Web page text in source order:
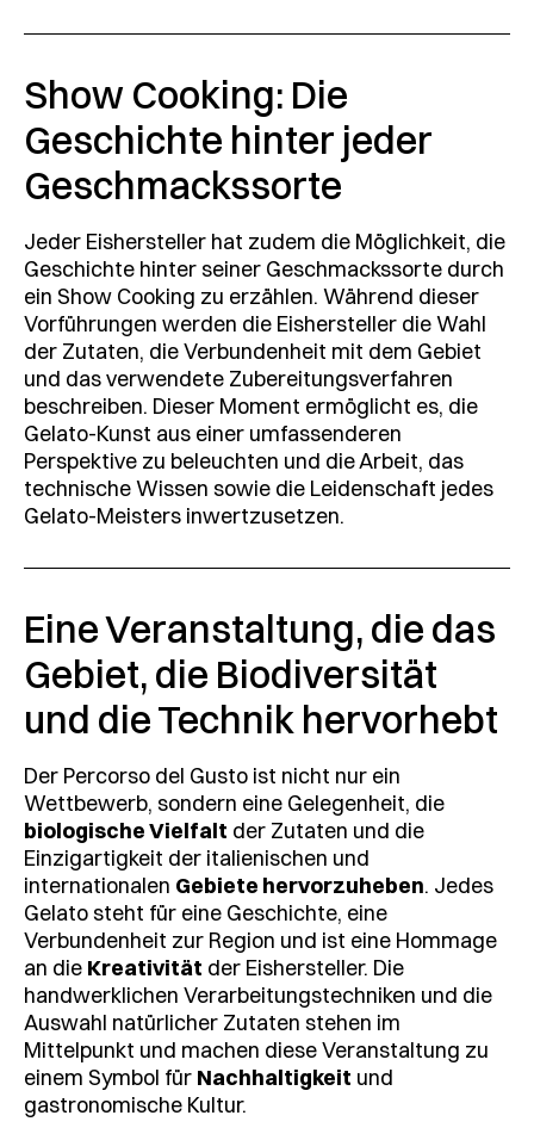
Show Cooking: Die
Geschichte hinter jeder
Geschmackssorte
Jeder Eishersteller hat zudem die Möglichkeit, die
Geschichte hinter seiner Geschmackssorte durch
ein Show Cooking zu erzählen. Während dieser
Vorführungen werden die Eishersteller die Wahl
der Zutaten, die Verbundenheit mit dem Gebiet
und das verwendete Zubereitungsverfahren
beschreiben. Dieser Moment ermöglicht es, die
Gelato-Kunst aus einer umfassenderen
Perspektive zu beleuchten und die Arbeit, das
technische Wissen sowie die Leidenschaft jedes
Gelato-Meisters inwertzusetzen.
Eine Veranstaltung, die das
Gebiet, die Biodiversität
und die Technik hervorhebt
Der Percorso del Gusto ist nicht nur ein
Wettbewerb, sondern eine Gelegenheit, die
biologische Vielfalt der Zutaten und die
Einzigartigkeit der italienischen und
internationalen Gebiete hervorzuheben. Jedes
Gelato steht für eine Geschichte, eine
Verbundenheit zur Region und ist eine Hommage
an die Kreativität der Eishersteller. Die
handwerklichen Verarbeitungstechniken und die
Auswahl natürlicher Zutaten stehen im
Mittelpunkt und machen diese Veranstaltung zu
einem Symbol für Nachhaltigkeit und
gastronomische Kultur.